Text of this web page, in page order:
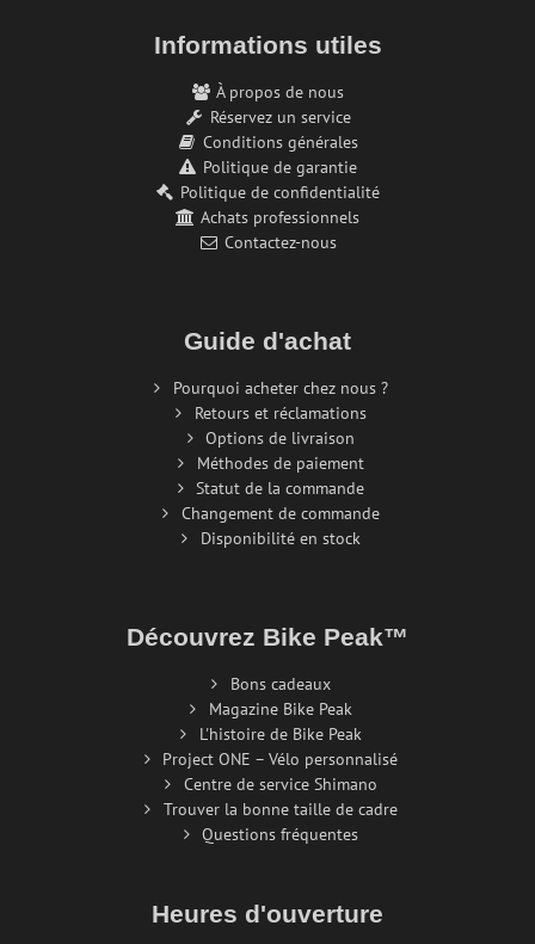
Informations utiles
À propos de nous
Réservez un service
Conditions générales
Politique de garantie
Politique de confidentialité
Achats professionnels
Contactez-nous
Guide d'achat
Pourquoi acheter chez nous ?
Retours et réclamations
Options de livraison
Méthodes de paiement
Statut de la commande
Changement de commande
Disponibilité en stock
Découvrez Bike Peak™
Bons cadeaux
Magazine Bike Peak
L'histoire de Bike Peak
Project ONE – Vélo personnalisé
Centre de service Shimano
Trouver la bonne taille de cadre
Questions fréquentes
Heures d'ouverture